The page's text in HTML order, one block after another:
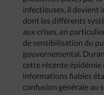
infectieuses, il devient
dont les différents
aux crises, en
de sensibilisation du
gouvernemental.
cette récente épidémie
informations fiables
confusion générale au